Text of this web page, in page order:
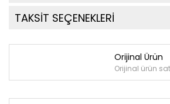
TAKSİT SEÇENEKLERİ
Orijinal Ürün
Orijinal ürün